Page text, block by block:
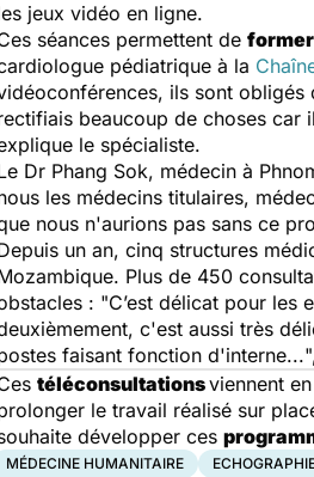
jeux vidéo en ligne.
séances permettent de
pédiatrique à la
ils sont obligés
beaucoup de choses car
le spécialiste.
Dr Phang Sok, médecin à
les médecins titulaires,
nous n'aurions pas sans ce
un an, cinq structures
Plus de 450
: "C’est délicat pour les
c'est aussi très
faisant fonction d'interne...
téléconsultationsviennent
le travail réalisé sur
développer ces
MÉDECINE HUMANITAIRE